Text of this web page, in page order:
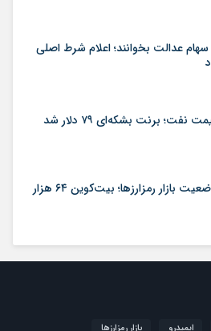
سهام عدالت بخوانند؛ اعلام شرط اصلی
برنت بشکه‌ای ۷۹ دلار شد
آخرین وضعیت بازار رمزارزها؛ بیت‌کوین ۶۴ هزار
ایمیدرو
بازار رمزارزها